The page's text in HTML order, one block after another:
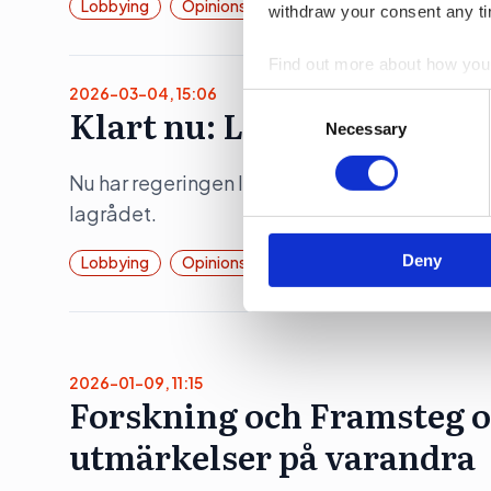
withdraw your consent any
Find out more about how
information about your use
other information that
Necessary
Deny
Lobbying Opinionsbildning
2026-03-04, 15:06
Klart nu: Lobbyregistret
Nu har regeringen lämnat över remiss som
lagrådet.
Lobbying Opinionsbildning
2026-01-09, 11:15
Forskning och Framsteg
utmärkelser på varandra